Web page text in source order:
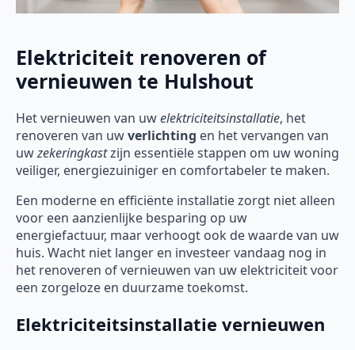
Elektriciteit renoveren of
vernieuwen te Hulshout
Het vernieuwen van uwelektriciteitsinstallatie, het
renoveren van uwverlichting en het vervangen van
uwzekeringkastzijn essentiële stappen om uw woning
veiliger, energiezuiniger en comfortabeler te maken.
Een moderne en efficiënte installatie zorgt niet alleen
voor een aanzienlijke besparing op uw
energiefactuur, maar verhoogt ook de waarde van uw
huis. Wacht niet langer en investeer vandaag nog in
het renoveren of vernieuwen van uw elektriciteit voor
een zorgeloze en duurzame toekomst.
Elektriciteitsinstallatie vernieuwen